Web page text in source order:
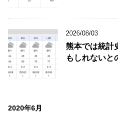
2026/08/03
熊本では統計
もしれないと
2020年6月